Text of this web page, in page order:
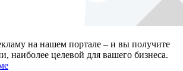
на нашем портале – и вы получите
наиболее целевой для вашего бизнеса.